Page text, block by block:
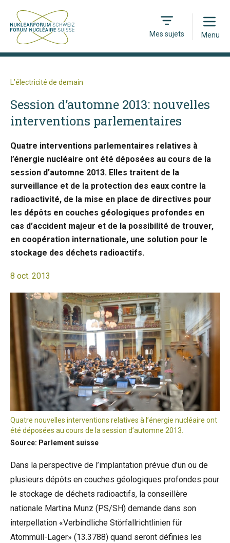
Mes sujets
Open
Menu
L’électricité de demain
Session d’automne 2013: nouvelles
interventions parlementaires
Quatre interventions parlementaires relatives à
l’énergie nucléaire ont été déposées au cours de la
session d’automne 2013. Elles traitent de la
surveillance et de la protection des eaux contre la
radioactivité, de la mise en place de directives pour
les dépôts en couches géologiques profondes en
cas d’accident majeur et de la possibilité de trouver,
en coopération internationale, une solution pour le
stockage des déchets radioactifs.
8 oct. 2013
Quatre nouvelles interventions relatives à l’énergie nucléaire ont
été déposées au cours de la session d’automne 2013.
Source: Parlement suisse
Dans la perspective de l’implantation prévue d’un ou de
plusieurs dépôts en couches géologiques profondes pour
le stockage de déchets radioactifs, la conseillère
nationale Martina Munz (PS/SH) demande dans son
interpellation «Verbindliche Störfallrichtlinien für
Atommüll-Lager» (13.3788) quand seront définies les